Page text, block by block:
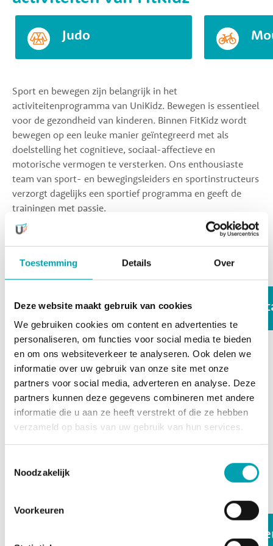
Toestemming Details Over
Deze website maakt gebruik van cookies
We gebruiken cookies om content en advertenties te
personaliseren, om functies voor social media te bieden
en om ons websiteverkeer te analyseren. Ook delen we
informatie over uw gebruik van onze site met onze
partners voor social media, adverteren en analyse. Deze
partners kunnen deze gegevens combineren met andere
informatie die u aan ze heeft verstrekt of die ze hebben
verzameld op basis van uw gebruik van hun services.
Noodzakelijk
Voorkeuren
Judo
Sport en bewegen zijn belangrijk in het
activiteitenprogramma van UniKidz. Bewegen is essentieel
voor de gezondheid van kinderen. Binnen FitKidz wordt
bewegen op een leuke manier geïntegreerd met als
doelstelling het cognitieve, sociaal-affectieve en
motorische vermogen te versterken. Ons enthousiaste
team van sport- en bewegingsleiders en sportinstructeurs
verzorgt dagelijks een sportief programma en geeft de
trainingen met passie.
Een kleine greep uit de
activiteiten van MindKidz
Mini Professors
Kinderen krijgen inzicht in hoe sommige dingen werken en
ontstaan. Allerlei vaardigheden komen om de hoek kijken,
denk aan concentratie, samenwerken, oplossingsgericht
denken, creativiteit, presenteren en je fantasie gebruiken.
Kinderen zijn van nature nieuwsgierig en daar maken we
binnen dit label dankbaar gebruik van!
Een kleine greep uit de